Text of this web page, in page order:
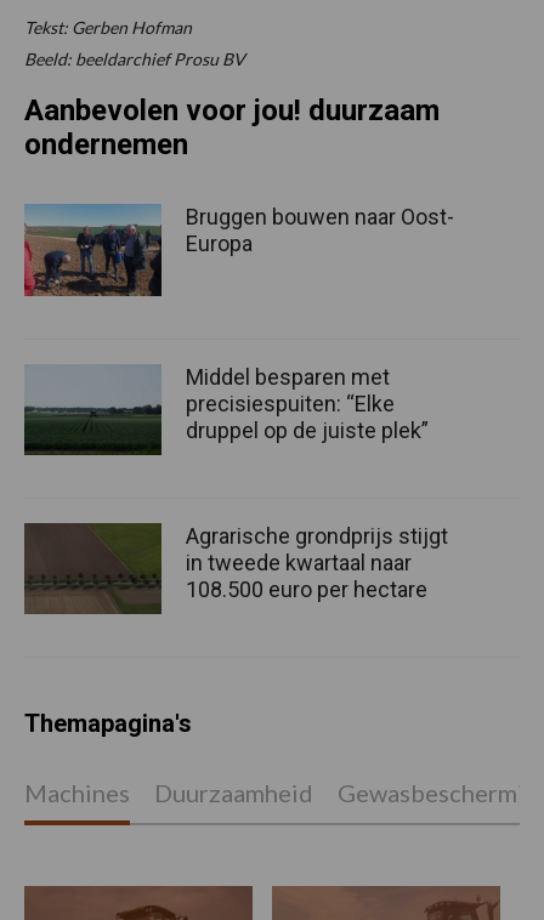
Tekst: Gerben Hofman
Beeld: beeldarchief Prosu BV
Aanbevolen voor jou! duurzaam
ondernemen
Bruggen bouwen naar Oost-
Europa
Middel besparen met
precisiespuiten: “Elke
druppel op de juiste plek”
Agrarische grondprijs stijgt
in tweede kwartaal naar
108.500 euro per hectare
Themapagina's
Machines Duurzaamheid